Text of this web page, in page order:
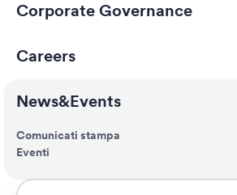
Corporate Governance
Careers
News&Events
Comunicati stampa
Eventi